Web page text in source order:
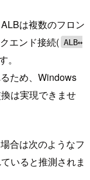
は複数のフロン
エンド接続( ALB↔︎
ため、Windows
は実現できませ
合は次のようなフ
いると推測されま